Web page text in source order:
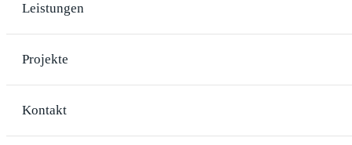
Leistungen
Projekte
Kontakt